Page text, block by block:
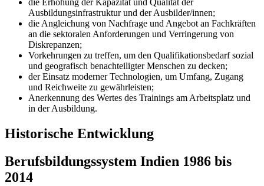
Ausbildungsinfrastruktur und der Ausbilder/innen;
die Angleichung von Nachfrage und Angebot an Fachkräften
an die sektoralen Anforderungen und Verringerung von
Diskrepanzen;
Vorkehrungen zu treffen, um den Qualifikationsbedarf sozial
und geografisch benachteiligter Menschen zu decken;
der Einsatz moderner Technologien, um Umfang, Zugang
und Reichweite zu gewährleisten;
Anerkennung des Wertes des Trainings am Arbeitsplatz und
in der Ausbildung.
Historische Entwicklung
Berufsbildungssystem Indien 1986 bis
2014